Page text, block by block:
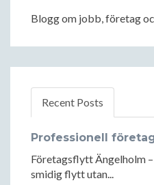
Blogg om jobb, företag
Recent Posts
Professionell
Företagsflytt Ängelholm
smidig flytt utan...